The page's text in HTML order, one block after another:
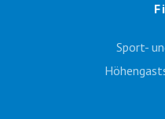
Sport-